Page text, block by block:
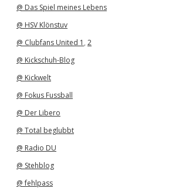
@ Das Spiel meines Lebens
@ HSV Klönstuv
@ Clubfans United 1 , 2
@ Kickschuh-Blog
@ Kickwelt
@ Fokus Fussball
@ Der Libero
@ Total beglubbt
@ Radio DU
@ Stehblog
@ fehlpass